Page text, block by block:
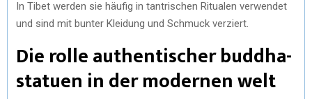
In Tibet werden sie häufig in tantrischen Ritualen verwendet
und sind mit bunter Kleidung und Schmuck verziert.
Die rolle authentischer buddha-
statuen in der modernen welt